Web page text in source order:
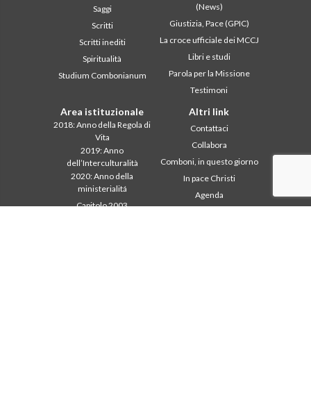
Saggi
Scritti
Scritti inediti
Spiritualità
Studium Combonianum
(News)
Giustizia, Pace (GPIC)
La croce ufficiale dei MCCJ
Libri e studi
Parola per la Missione
Testimoni
Area istituzionale
2018: Anno della Regola di
Vita
2019: Anno
dell’Interculturalità
2020: Anno della
ministerialitá
Capitolo 2003
Altri link
Contattaci
Collabora
Comboni, in questo giorno
In pace Christi
Agenda